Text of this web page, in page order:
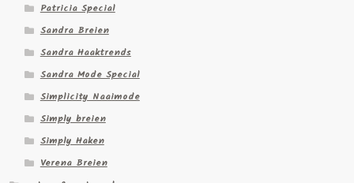
Patricia Special
Sandra Breien
Sandra Haaktrends
Sandra Mode Special
Simplicity Naaimode
Simply breien
Simply Haken
Verena Breien